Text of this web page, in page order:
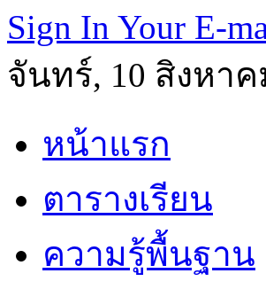
Sign In Your E-
จันทร์, 10 สิงหาค
หน้าแรก
ตารางเรียน
ความรู้พื้นฐาน